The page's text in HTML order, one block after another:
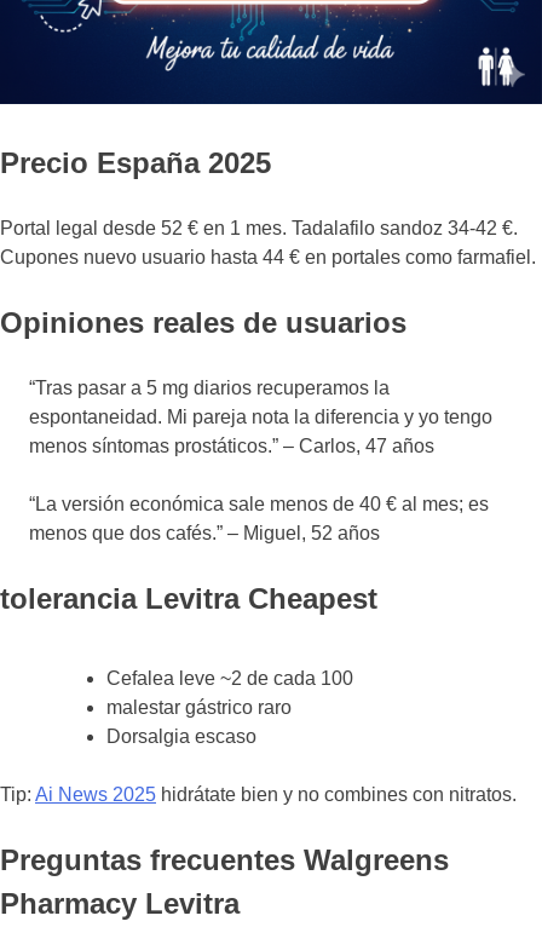
Precio España 2025
Portal legal desde 52 € en 1 mes. Tadalafilo sandoz 34-42 €.
Cupones nuevo usuario hasta 44 € en portales como farmafiel.
Opiniones reales de usuarios
“Tras pasar a 5 mg diarios recuperamos la
espontaneidad. Mi pareja nota la diferencia y yo tengo
menos síntomas prostáticos.” – Carlos, 47 años
“La versión económica sale menos de 40 € al mes; es
menos que dos cafés.” – Miguel, 52 años
tolerancia Levitra Cheapest
Cefalea leve ~2 de cada 100
malestar gástrico raro
Dorsalgia escaso
Tip: Ai News 2025 hidrátate bien y no combines con nitratos.
Preguntas frecuentes Walgreens
Pharmacy Levitra